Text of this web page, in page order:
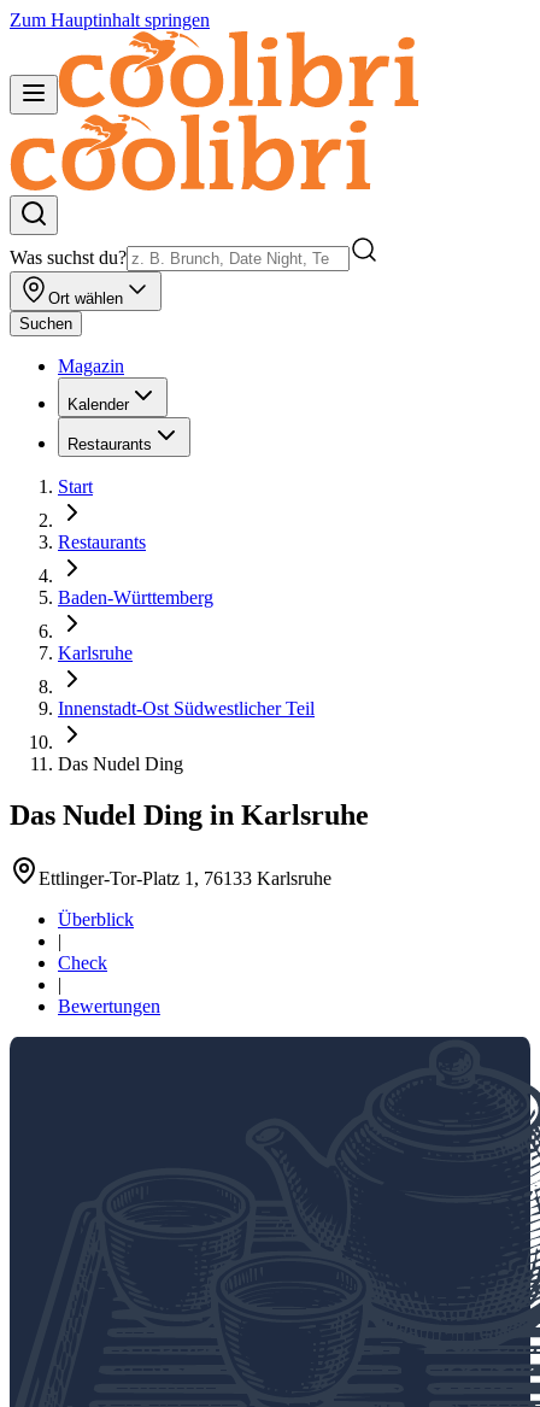
Zum Hauptinhalt springen
Was suchst du?
Ort wählen
Suchen
Magazin
Kalender
Restaurants
Start
Restaurants
Baden-Württemberg
Karlsruhe
Innenstadt-Ost Südwestlicher Teil
Das Nudel Ding
Das Nudel Ding in Karlsruhe
Ettlinger-Tor-Platz 1, 76133 Karlsruhe
Überblick
|
Check
|
Bewertungen